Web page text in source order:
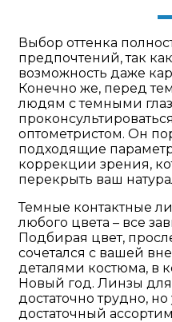
Выбор оттенка
предпочтений, так
возможность даже
Конечно же, перед
людям с темными
оптометристом. Он
подходящие
коррекции зрения,
перекрыть ваш
Темные контактные
любого цвета – все
Подбирая цвет,
сочетался с вашей
деталями костюма, в
Новый год. Линзы для
достаточно трудно,
достаточный